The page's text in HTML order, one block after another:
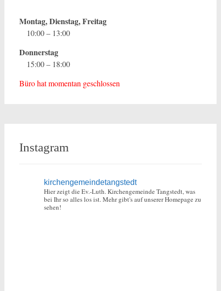
Montag, Dienstag, Freitag
10:00 – 13:00
Donnerstag
15:00 – 18:00
Büro hat momentan geschlossen
Instagram
kirchengemeindetangstedt
Hier zeigt die Ev.-Luth. Kirchengemeinde Tangstedt, was
bei Ihr so alles los ist.Mehr gibt's auf unserer Homepage zu
sehen!